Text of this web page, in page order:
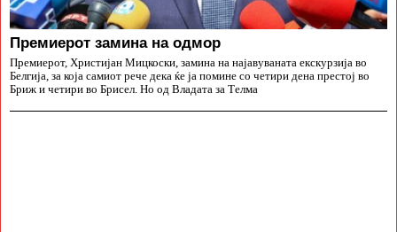
Премиерот замина на одмор
Премиерот, Христијан Мицкоски, замина на најавуваната екскурзија во
Белгија, за која самиот рече дека ќе ја помине со четири дена престој во
Бриж и четири во Брисел. Но од Владата за Телма